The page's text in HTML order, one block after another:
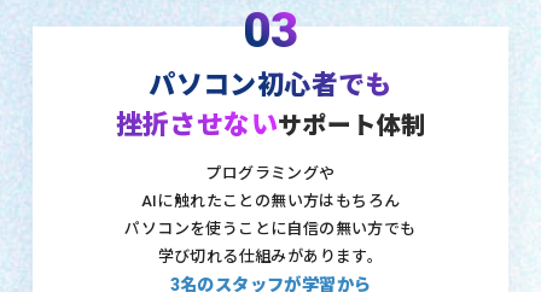
03
パソコン初心者でも
挫折させないサポート体制
プログラミングや
AIに触れたことの無い方はもちろん
パソコンを使うことに自信の無い方でも
学び切れる仕組みがあります。
3名のスタッフが学習から